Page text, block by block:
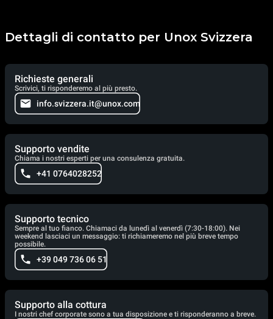
Dettagli di contatto per Unox Svizzera
Richieste generali
Scrivici, ti risponderemo al più presto.
info.svizzera.it@unox.com
Supporto vendite
Chiama i nostri esperti per una consulenza gratuita.
+41 0764028252
Supporto tecnico
Sempre al tuo fianco. Chiamaci da lunedì al venerdì (7:30-18:00). Nei
weekend lasciaci un messaggio: ti richiameremo nel più breve tempo
possibile.
+39 049 736 06 51
Supporto alla cottura
I nostri chef corporate sono a tua disposizione e ti risponderanno a breve.